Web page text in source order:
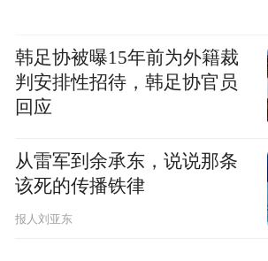
韩足协被曝15年前为外籍裁
判安排性招待，韩足协官员
回应
从雷军到余承东，说说那条
该死的传播铁律
报人刘亚东